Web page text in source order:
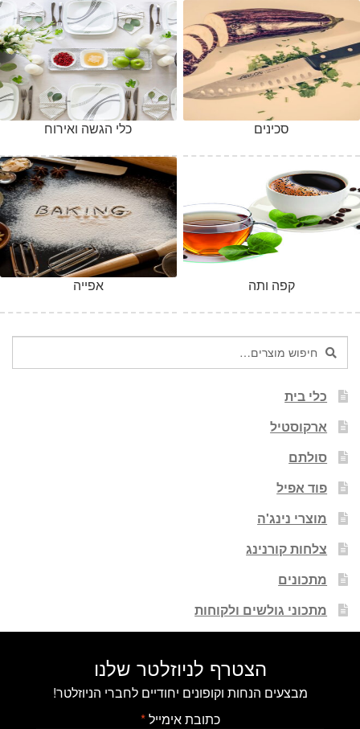
כלי הגשה ואירוח סכינים
אפייה קפה ותה
חיפוש
עבור:
חיפוש
כלי בית
ארקוסטיל
סולתם
פוד אפיל
מוצרי נינג'ה
צלחות קורנינג
מתכונים
מתכוני גולשים ולקוחות
הצטרף לניוזלטר שלנו
מבצעים הנחות וקופונים יחודיים לחברי הניוזלטר!
כתובת אימייל*